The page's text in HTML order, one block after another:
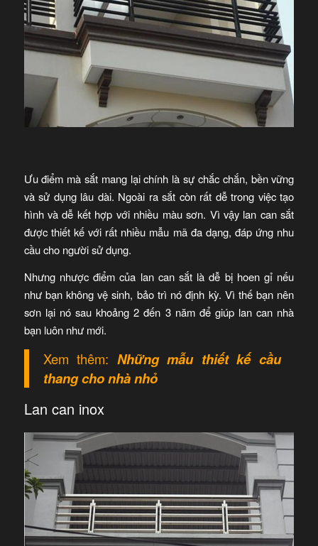
Ưu điểm mà sắt mang lại chính là sự chắc chắn, bền vững
và sử dụng lâu dài. Ngoài ra sắt còn rất dễ trong việc tạo
hình và dễ kết hợp với nhiều màu sơn. Vì vậy lan can sắt
được thiết kế với rất nhiều mẫu mã đa dạng, đáp ứng nhu
cầu cho người sử dụng.
Nhưng nhược điểm của lan can sắt là dễ bị hoen gỉ nếu
như bạn không vệ sinh, bảo trì nó định kỳ. Vì thế bạn nên
sơn lại nó sau khoảng 2 đến 3 năm để giúp lan can nhà
bạn luôn như mới.
Xem thêm: Những mẫu thiết kế cầu
thang cho nhà nhỏ
Lan can inox